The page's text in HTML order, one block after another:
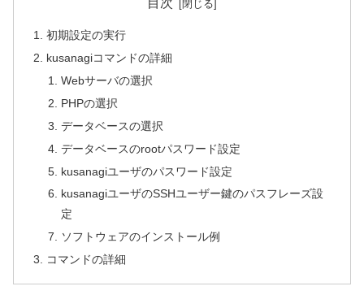
初期設定の実行
kusanagiコマンドの詳細
Webサーバの選択
PHPの選択
データベースの選択
データベースのrootパスワード設定
kusanagiユーザのパスワード設定
kusanagiユーザのSSHユーザー鍵のパスフレーズ設
定
ソフトウェアのインストール例
コマンドの詳細